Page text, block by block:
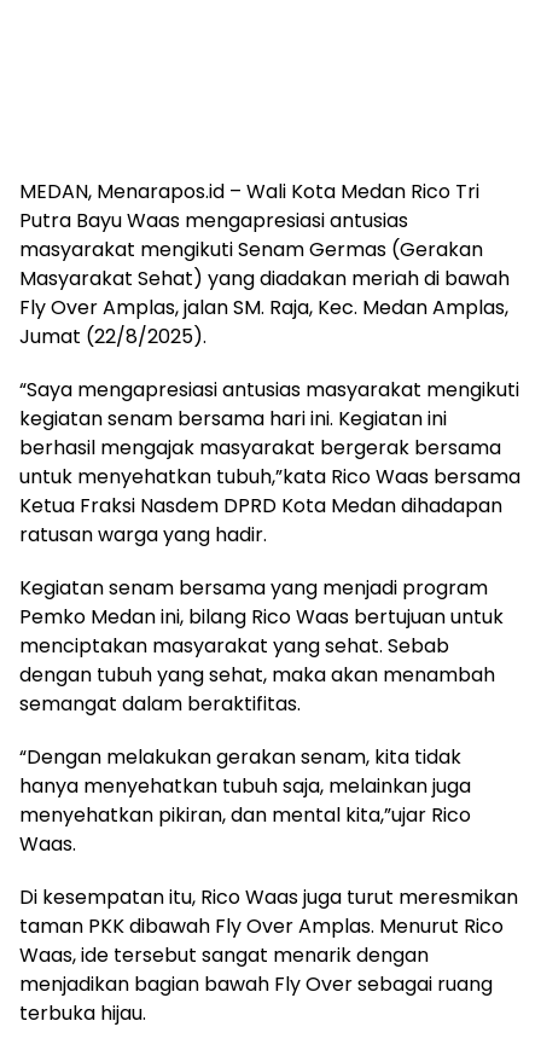
MEDAN, Menarapos.id – Wali Kota Medan Rico Tri
Putra Bayu Waas mengapresiasi antusias
masyarakat mengikuti Senam Germas (Gerakan
Masyarakat Sehat) yang diadakan meriah di bawah
Fly Over Amplas, jalan SM. Raja, Kec. Medan Amplas,
Jumat (22/8/2025).
“Saya mengapresiasi antusias masyarakat mengikuti
kegiatan senam bersama hari ini. Kegiatan ini
berhasil mengajak masyarakat bergerak bersama
untuk menyehatkan tubuh,”kata Rico Waas bersama
Ketua Fraksi Nasdem DPRD Kota Medan dihadapan
ratusan warga yang hadir.
Kegiatan senam bersama yang menjadi program
Pemko Medan ini, bilang Rico Waas bertujuan untuk
menciptakan masyarakat yang sehat. Sebab
dengan tubuh yang sehat, maka akan menambah
semangat dalam beraktifitas.
“Dengan melakukan gerakan senam, kita tidak
hanya menyehatkan tubuh saja, melainkan juga
menyehatkan pikiran, dan mental kita,”ujar Rico
Waas.
Di kesempatan itu, Rico Waas juga turut meresmikan
taman PKK dibawah Fly Over Amplas. Menurut Rico
Waas, ide tersebut sangat menarik dengan
menjadikan bagian bawah Fly Over sebagai ruang
terbuka hijau.